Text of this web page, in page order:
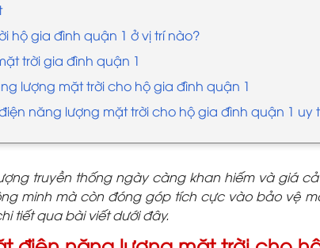
hộ gia đình quận 1 ở vị trí nào?
trời gia đình quận 1
lượng mặt trời cho hộ gia đình quận 1
năng lượng mặt trời cho hộ gia đình quận 1 uy
truyền thống ngày càng khan hiếm và giá
minh mà còn đóng góp tích cực vào bảo vệ
tiết qua bài viết dưới đây.